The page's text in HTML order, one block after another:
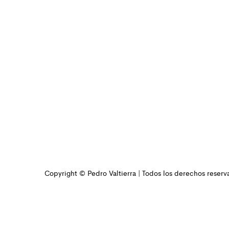
Copyright © Pedro Valtierra | Todos los derechos